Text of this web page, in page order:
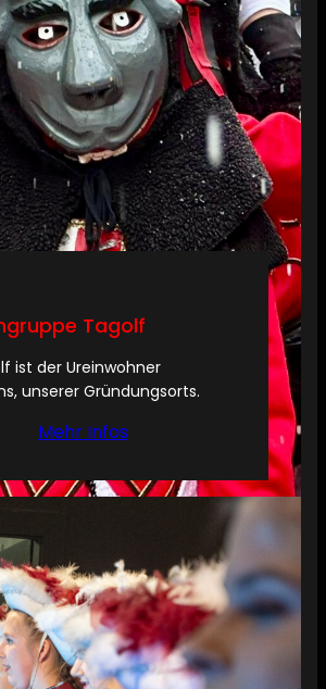
Tagolf
ist der Ureinwohner
unserer Gründungsorts.
Mehr Infos